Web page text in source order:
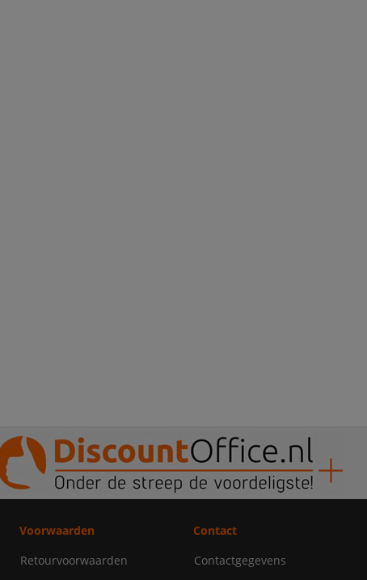
Voorwaarden
Retourvoorwaarden
Contact
Contactgegevens